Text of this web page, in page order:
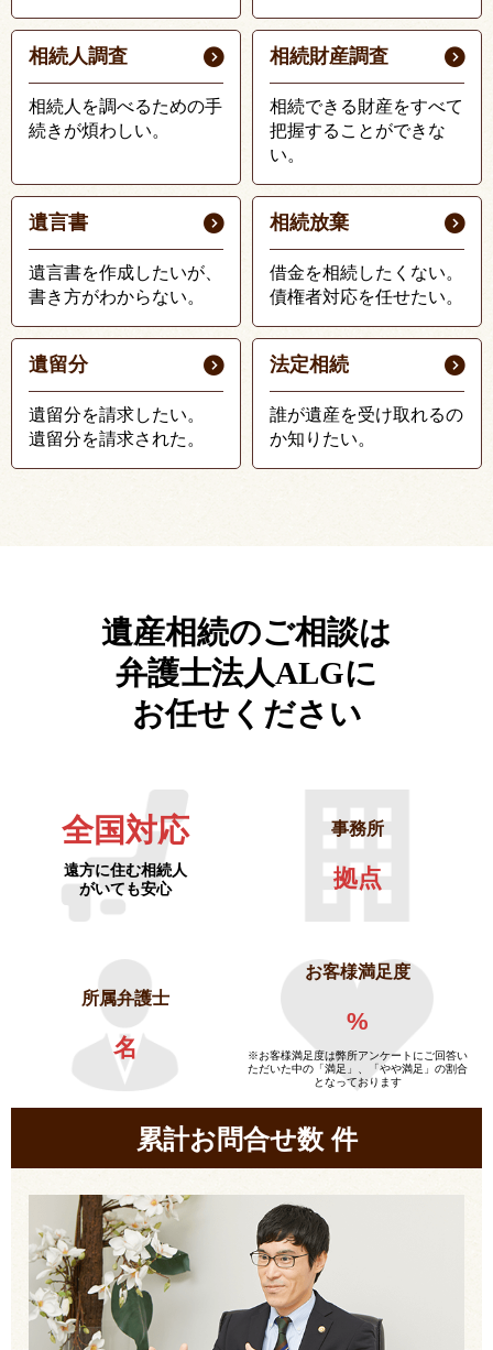
相続人調査
相続人を調べるための手
続きが煩わしい。
相続財産調査
相続できる財産をすべて
把握することができな
い。
遺言書
遺言書を作成したいが、
書き方がわからない。
相続放棄
借金を相続したくない。
債権者対応を任せたい。
遺留分
遺留分を請求したい。
遺留分を請求された。
法定相続
誰が遺産を受け取れるの
か知りたい。
遺産相続のご相談は
弁護士法人ALGに
お任せください
全国対応
遠方に住む相続人
がいても安心
事務所
拠点
所属弁護士
名
お客様満足度
%
※お客様満足度は弊所アンケートにご回答い
ただいた中の「満足」、「やや満足」の割合
となっております
累計お問合せ数件